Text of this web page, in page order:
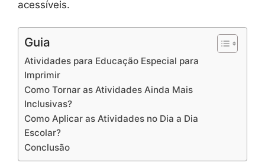
acessíveis.
Guia
Atividades para Educação Especial para
Imprimir
Como Tornar as Atividades Ainda Mais
Inclusivas?
Como Aplicar as Atividades no Dia a Dia
Escolar?
Conclusão